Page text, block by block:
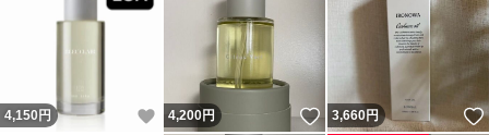
※ 離島はお日にちかかります
#ローバル
4,150 円 いいね！
4,200円 いいね！
3,660円